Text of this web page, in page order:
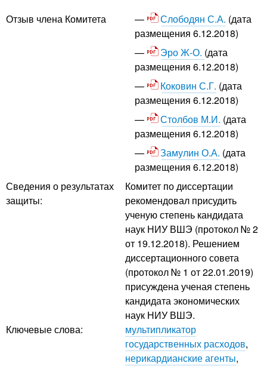
Отзыв члена Комитета Слободян С.А. (дата
размещения 6.12.2018)
Эро Ж-О. (дата
размещения 6.12.2018)
Коковин С.Г. (дата
размещения 6.12.2018)
Столбов М.И. (дата
размещения 6.12.2018)
Замулин О.А. (дата
размещения 6.12.2018)
Сведения о результатах
защиты:
Комитет по диссертации
рекомендовал присудить
ученую степень кандидата
наук НИУ ВШЭ (протокол № 2
от 19.12.2018). Решением
диссертационного совета
(протокол № 1 от 22.01.2019)
присуждена ученая степень
кандидата экономических
наук НИУ ВШЭ.
Ключевые слова:
мультипликатор
государственных расходов,
нерикардианские агенты,